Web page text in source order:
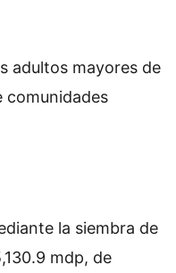
adultos mayores de
comunidades
la siembra de
mdp, de